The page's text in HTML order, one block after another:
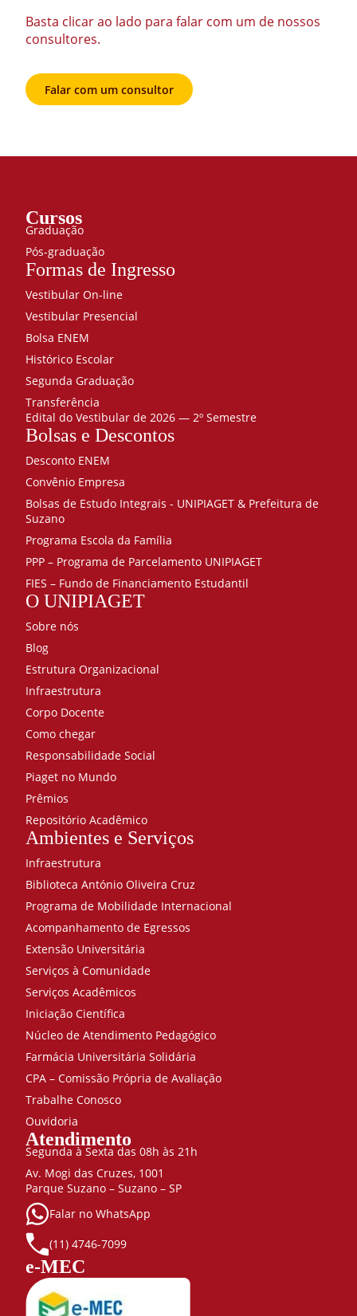
Basta clicar ao lado para falar com um de nossos
consultores.
Falar com um consultor
Cursos
Graduação
Pós-graduação
Formas de Ingresso
Vestibular On-line
Vestibular Presencial
Bolsa ENEM
Histórico Escolar
Segunda Graduação
Transferência
Edital do Vestibular de 2026 — 2º Semestre
Bolsas e Descontos
Desconto ENEM
Convênio Empresa
Bolsas de Estudo Integrais - UNIPIAGET & Prefeitura de
Suzano
Programa Escola da Família
PPP – Programa de Parcelamento UNIPIAGET
FIES – Fundo de Financiamento Estudantil
O UNIPIAGET
Sobre nós
Blog
Estrutura Organizacional
Infraestrutura
Corpo Docente
Como chegar
Responsabilidade Social
Piaget no Mundo
Prêmios
Repositório Acadêmico
Ambientes e Serviços
Infraestrutura
Biblioteca António Oliveira Cruz
Programa de Mobilidade Internacional
Acompanhamento de Egressos
Extensão Universitária
Serviços à Comunidade
Serviços Acadêmicos
Iniciação Científica
Núcleo de Atendimento Pedagógico
Farmácia Universitária Solidária
CPA – Comissão Própria de Avaliação
Trabalhe Conosco
Ouvidoria
Atendimento
Segunda à Sexta das 08h às 21h
Av. Mogi das Cruzes, 1001
Parque Suzano – Suzano – SP
Falar no WhatsApp
(11) 4746-7099
e-MEC